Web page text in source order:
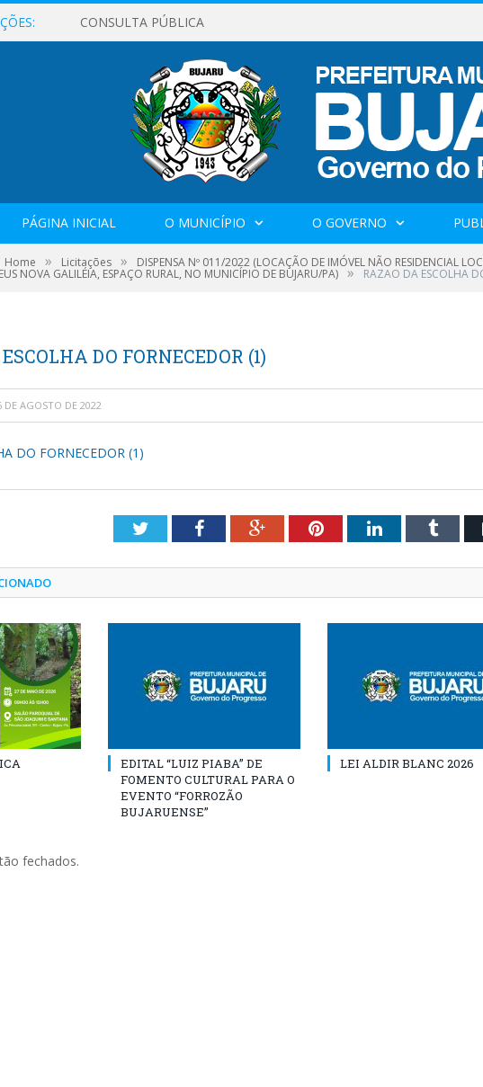
CONSULTA PÚBLICA
PÁGINA INICIAL O MUNICÍPIO O GOVERNO
Home » Licitações » DISPENSA Nº 011/2022 (LOCAÇÃO DE IMÓVEL NÃO RESIDENCIAL
NOVA GALILÉIA, ESPAÇO RURAL, NO MUNICÍPIO DE BUJARU/PA) » RAZAO DA ESCOLHA
DO FORNECEDOR (1)
DE AGOSTO DE 2022
DO FORNECEDOR (1)
TwitterFacebookGoogle+PinterestLinkedIn
EDITAL “LUIZ PIABA” DE
FOMENTO CULTURAL PARA O
EVENTO “FORROZÃO
BUJARUENSE”
LEI ALDIR BLANC 2026
fechados.